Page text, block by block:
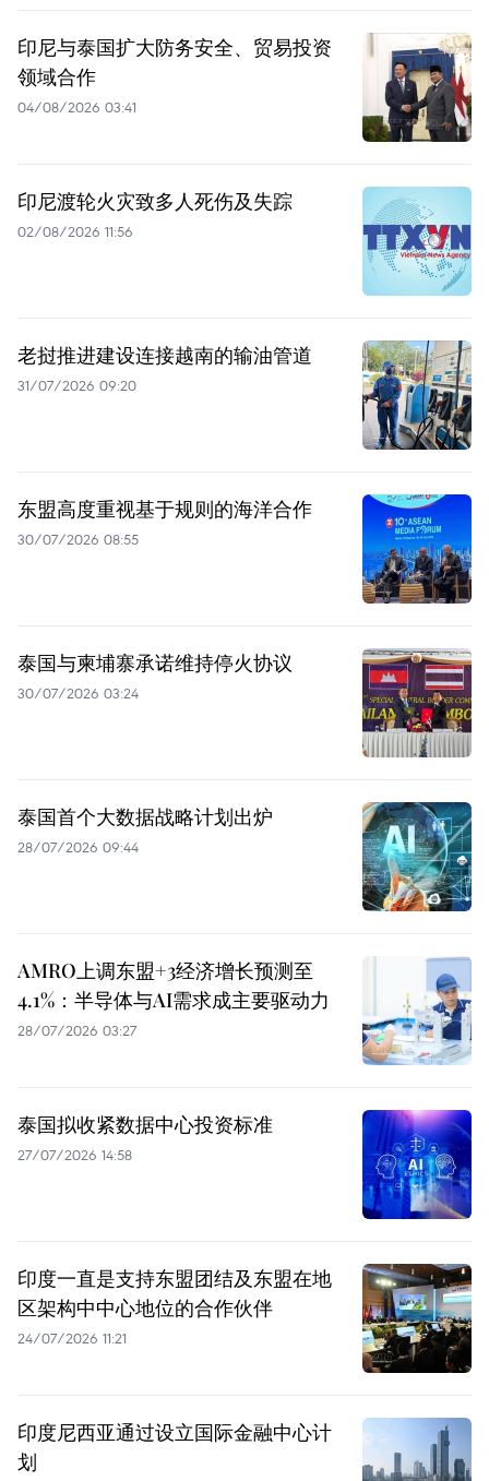
印尼与泰国扩大防务安全、贸易投资
领域合作
04/08/2026 03:41
印尼渡轮火灾致多人死伤及失踪
02/08/2026 11:56
老挝推进建设连接越南的输油管道
31/07/2026 09:20
东盟高度重视基于规则的海洋合作
30/07/2026 08:55
泰国与柬埔寨承诺维持停火协议
30/07/2026 03:24
泰国首个大数据战略计划出炉
28/07/2026 09:44
AMRO上调东盟+3经济增长预测至
4.1%：半导体与AI需求成主要驱动力
28/07/2026 03:27
泰国拟收紧数据中心投资标准
27/07/2026 14:58
印度一直是支持东盟团结及东盟在地
区架构中中心地位的合作伙伴
24/07/2026 11:21
印度尼西亚通过设立国际金融中心计
划